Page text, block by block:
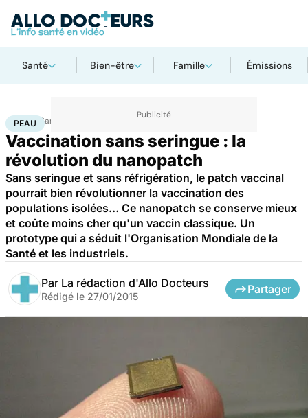
Santé Bien-être Famille Émissions
Accueil Santé
PEAU
Vaccination sans seringue : la
révolution du nanopatch
Sans seringue et sans réfrigération, le patch vaccinal
pourrait bien révolutionner la vaccination des
populations isolées… Ce nanopatch se conserve mieux
et coûte moins cher qu'un vaccin classique. Un
prototype qui a séduit l'Organisation Mondiale de la
Santé et les industriels.
Par La rédaction d'Allo Docteurs
Rédigé le 27/01/2015
Partager